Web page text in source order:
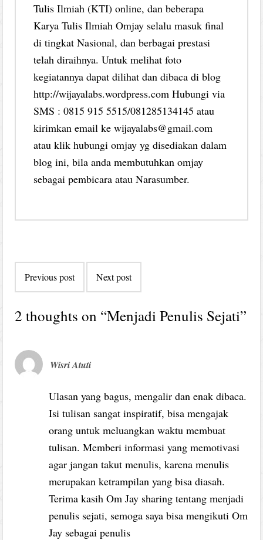
Tulis Ilmiah (KTI) online, dan beberapa
Karya Tulis Ilmiah Omjay selalu masuk final
di tingkat Nasional, dan berbagai prestasi
telah diraihnya. Untuk melihat foto
kegiatannya dapat dilihat dan dibaca di blog
http://wijayalabs.wordpress.com Hubungi via
SMS : 0815 915 5515/081285134145 atau
kirimkan email ke wijayalabs@gmail.com
atau klik hubungi omjay yg disediakan dalam
blog ini, bila anda membutuhkan omjay
sebagai pembicara atau Narasumber.
navigation
Previous post Next post
2 thoughts on “Menjadi Penulis Sejati”
Wisri Atuti
Ulasan yang bagus, mengalir dan enak dibaca.
Isi tulisan sangat inspiratif, bisa mengajak
orang untuk meluangkan waktu membuat
tulisan. Memberi informasi yang memotivasi
agar jangan takut menulis, karena menulis
merupakan ketrampilan yang bisa diasah.
Terima kasih Om Jay sharing tentang menjadi
penulis sejati, semoga saya bisa mengikuti Om
Jay sebagai penulis